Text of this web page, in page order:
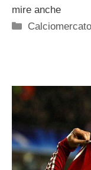
mire anche
Categorie
Calciomercato